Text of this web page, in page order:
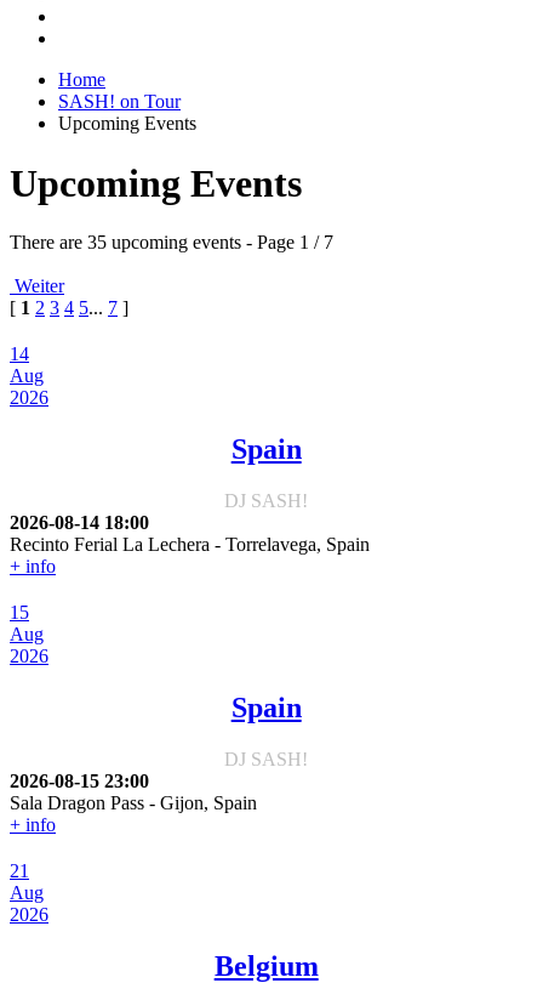
Home
SASH! on Tour
Upcoming Events
Upcoming Events
There are 35 upcoming events - Page 1 / 7
Weiter
[ 1 2 3 4 5... 7 ]
14
Aug
2026
Spain
DJ SASH!
2026-08-14 18:00
Recinto Ferial La Lechera - Torrelavega, Spain
+ info
15
Aug
2026
Spain
DJ SASH!
2026-08-15 23:00
Sala Dragon Pass - Gijon, Spain
+ info
21
Aug
2026
Belgium